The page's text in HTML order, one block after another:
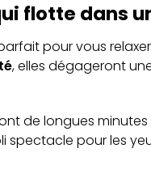
flotte dans
pour vous
, elles dégageront
de longues
spectacle pour les